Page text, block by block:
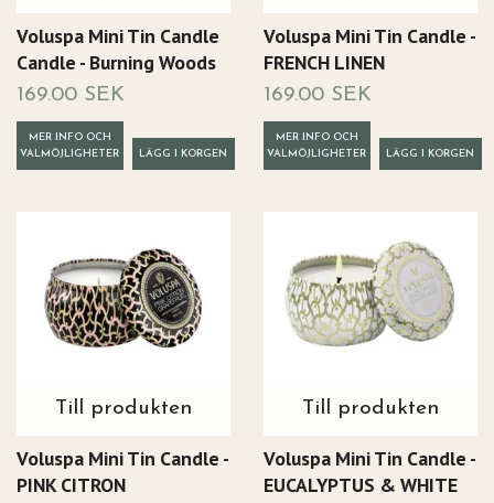
Voluspa Mini Tin Candle
Candle - Burning Woods
169.00 SEK
MER INFO OCH
VALMÖJLIGHETER
Voluspa Mini Tin Candle -
FRENCH LINEN
169.00 SEK
MER INFO OCH
VALMÖJLIGHETER
Till produkten
Voluspa Mini Tin Candle -
PINK CITRON
Till produkten
Voluspa Mini Tin Candle -
EUCALYPTUS & WHITE